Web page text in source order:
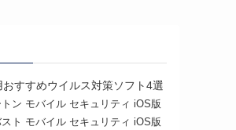
おすすめウイルス対策ソフト4選
ン モバイル セキュリティ iOS版
ト モバイル セキュリティ iOS版